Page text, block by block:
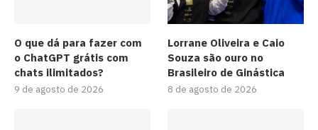
O que dá para fazer com
o ChatGPT grátis com
chats ilimitados?
9 de agosto de 2026
Lorrane Oliveira e Caio
Souza são ouro no
Brasileiro de Ginástica
8 de agosto de 2026